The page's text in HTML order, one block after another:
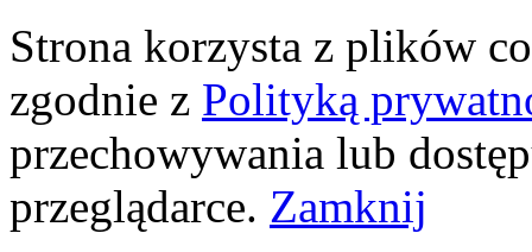
Strona korzysta z plików
zgodnie z Polityką
przechowywania lub
przeglądarce. Zamknij